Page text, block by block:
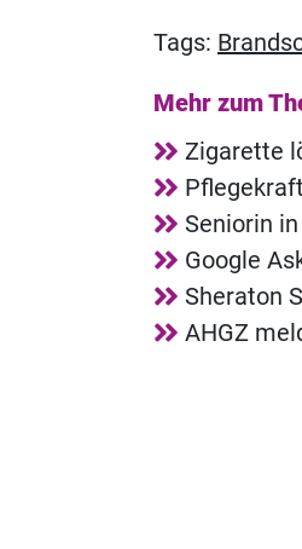
Tags:
Mehr zum
Zigarette
Seniorin
Google
Sheraton
AHGZ